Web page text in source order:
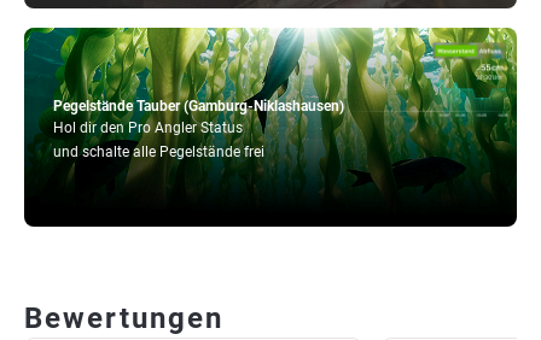
Pegelstände Tauber (Gamburg-Niklashausen)
Hol dir den Pro Angler Status
und schalte alle Pegelstände frei
Bewertungen